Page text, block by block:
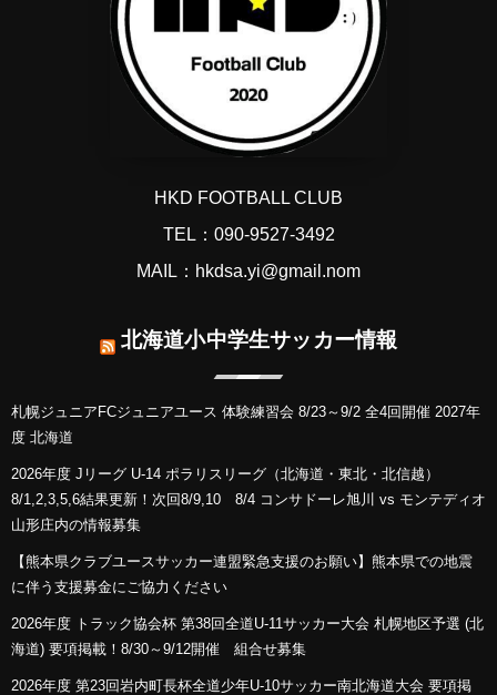
HKD FOOTBALL CLUB
TEL：090-9527-3492
MAIL：hkdsa.yi@gmail.nom
北海道小中学生サッカー情報
札幌ジュニアFCジュニアユース 体験練習会 8/23～9/2 全4回開催 2027年
度 北海道
2026年度 Jリーグ U-14 ポラリスリーグ（北海道・東北・北信越）
8/1,2,3,5,6結果更新！次回8/9,10 8/4 コンサドーレ旭川 vs モンテディオ
山形庄内の情報募集
【熊本県クラブユースサッカー連盟緊急支援のお願い】熊本県での地震
に伴う支援募金にご協力ください
2026年度 トラック協会杯 第38回全道U-11サッカー大会 札幌地区予選 (北
海道) 要項掲載！8/30～9/12開催 組合せ募集
2026年度 第23回岩内町長杯全道少年U-10サッカー南北海道大会 要項掲